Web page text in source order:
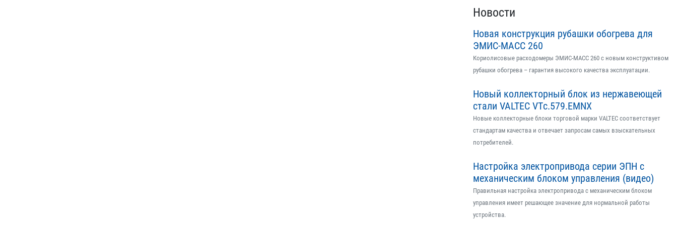
Новости
Новая конструкция рубашки обогрева для
ЭМИС-МАСС 260
Кориолисовые расходомеры ЭМИС-МАСС 260 с новым конструктивом
рубашки обогрева – гарантия высокого качества эксплуатации.
Новый коллекторный блок из нержавеющей
стали VALTEC VTс.579.EMNX
Новые коллекторные блоки торговой марки VALTEC соответствует
стандартам качества и отвечает запросам самых взыскательных
потребителей.
Настройка электропривода серии ЭПН с
механическим блоком управления (видео)
Правильная настройка электропривода с механическим блоком
управления имеет решающее значение для нормальной работы
устройства.